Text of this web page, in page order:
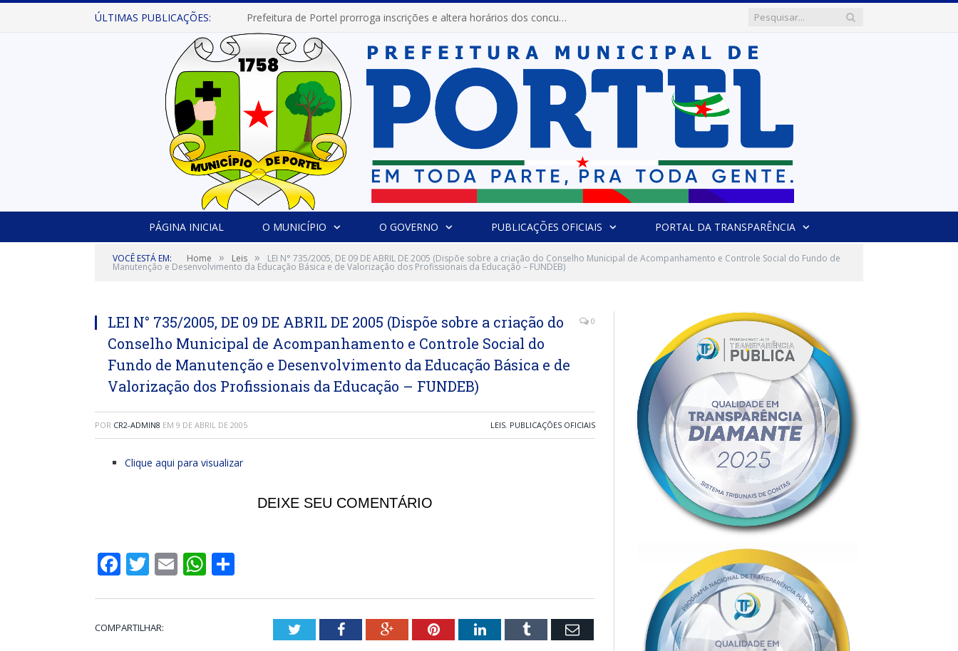
ÚLTIMAS PUBLICAÇÕES: Prefeitura de Portel prorroga inscrições e altera horários dos concursos “Musa” e “Miss Mix Verão 2026”
PÁGINA INICIAL O MUNICÍPIO O GOVERNO PUBLICAÇÕES OFICIAIS PORTAL DA TRANSPARÊNCIA
VOCÊ ESTÁ EM: Home » Leis » LEI N° 735/2005, DE 09 DE ABRIL DE 2005 (Dispõe sobre a criação do Conselho Municipal de Acompanhamento e Controle Social do Fundo de
Manutenção e Desenvolvimento da Educação Básica e de Valorização dos Profissionais da Educação – FUNDEB)
LEI N° 735/2005, DE 09 DE ABRIL DE 2005 (Dispõe sobre a criação do
Conselho Municipal de Acompanhamento e Controle Social do
Fundo de Manutenção e Desenvolvimento da Educação Básica e de
Valorização dos Profissionais da Educação – FUNDEB)
0
POR CR2-ADMIN8 EM 9 DE ABRIL DE 2005 LEIS, PUBLICAÇÕES OFICIAIS
Clique aqui para visualizar
DEIXE SEU COMENTÁRIO
Facebook
Twitter
EmailWhatsApp
COMPARTILHAR: TwitterFacebookGoogle+PinterestLinkedInTumblr Email